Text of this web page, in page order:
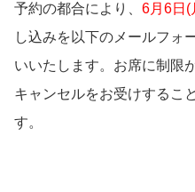
予約の都合により、6月6日(
し込みを以下のメールフォ
いいたします。お席に制限
キャンセルをお受けするこ
す。